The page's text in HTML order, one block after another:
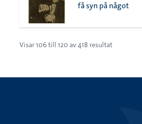
få syn på något
Visar106till 120 av418 resultat